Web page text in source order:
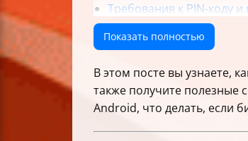
Требования к PIN-коду
Как включить
Настройка и
Как удалить
Что делать, если
Ограничения по
Рекомендации по
Показать полностью
В этом посте вы узнаете,
также получите полезные
Android, что делать, если